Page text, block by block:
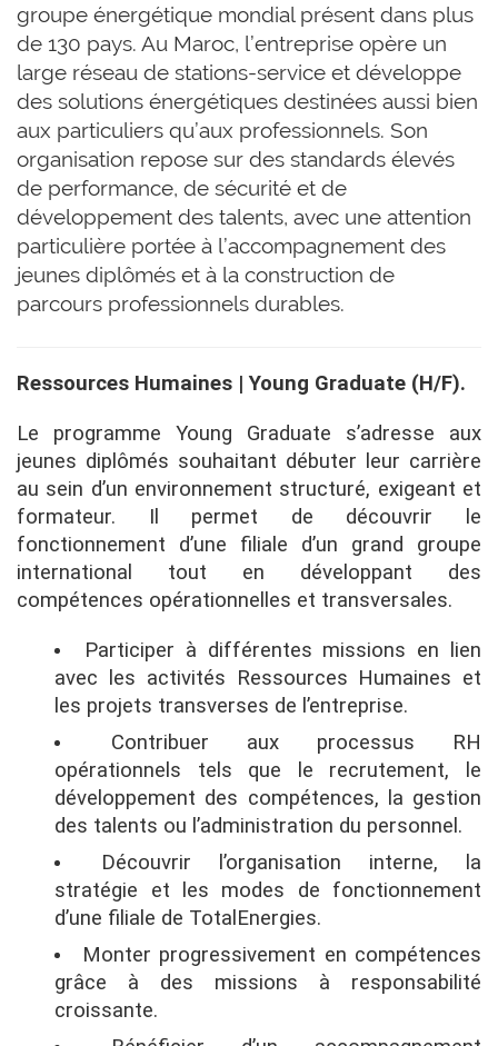
groupe énergétique mondial présent dans plus
de 130 pays. Au Maroc, l’entreprise opère un
large réseau de stations-service et développe
des solutions énergétiques destinées aussi bien
aux particuliers qu’aux professionnels. Son
organisation repose sur des standards élevés
de performance, de sécurité et de
développement des talents, avec une attention
particulière portée à l’accompagnement des
jeunes diplômés et à la construction de
parcours professionnels durables.
Ressources Humaines | Young Graduate (H/F).
Le programme Young Graduate s’adresse aux
jeunes diplômés souhaitant débuter leur carrière
au sein d’un environnement structuré, exigeant et
formateur. Il permet de découvrir le
fonctionnement d’une filiale d’un grand groupe
international tout en développant des
compétences opérationnelles et transversales.
Participer à différentes missions en lien
avec les activités Ressources Humaines et
les projets transverses de l’entreprise.
Contribuer aux processus RH
opérationnels tels que le recrutement, le
développement des compétences, la gestion
des talents ou l’administration du personnel.
Découvrir l’organisation interne, la
stratégie et les modes de fonctionnement
d’une filiale de TotalEnergies.
Monter progressivement en compétences
grâce à des missions à responsabilité
croissante.